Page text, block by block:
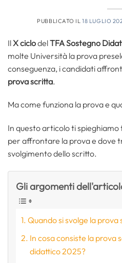
PUBBLICATO IL18 LUGLIO
IlX ciclodelTFA Sostegno
molte Università la prova
conseguenza, i candidati
prova scritta.
Ma come funziona la prova e
In questo articolo ti spieghiamo
per affrontare la prova e dove
svolgimento dello scritto.
Gli argomenti
Quando si svolge la prova
In cosa consiste la prova
didattico 2025?